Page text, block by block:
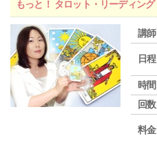
もっと！ タロット・リーディング
講師
日程
時間
回数
料金